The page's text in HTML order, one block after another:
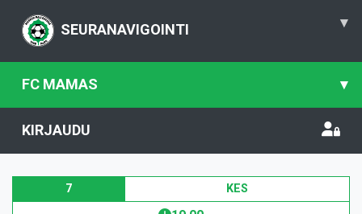
SEURANAVIGOINTI ▾
FC MAMAS ▾
KIRJAUDU
7 KES